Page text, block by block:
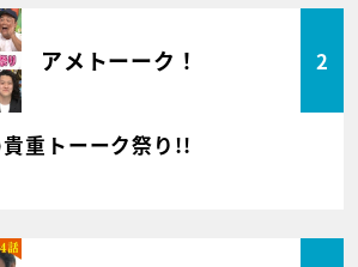
アメトーーク！ 2
重トーーク祭り!!